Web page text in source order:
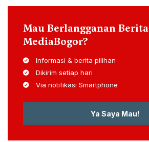
Mau Berlangganan Berita
MediaBogor?
Informasi & berita pilihan
Dikirim setiap hari
Via notifikasi Smartphone
Ya Saya Mau!